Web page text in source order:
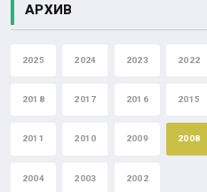
АРХИВ
2025 2024 2023 2022
2018 2017 2016 2015
2011 2010 2009 2008
2004 2003 2002